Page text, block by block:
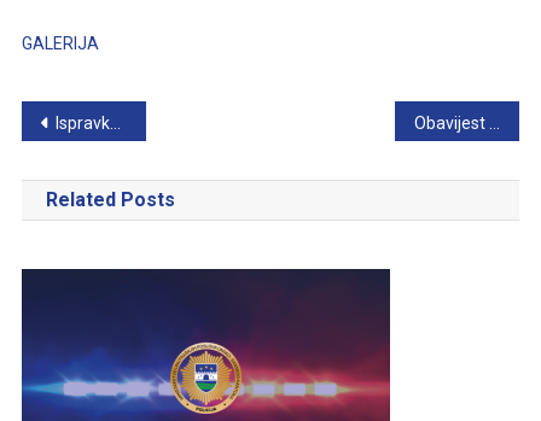
GALERIJA
Navigacija
članaka
Ispravka liste za kandidate, početni čin “Mlađi inspektor”
Related Posts